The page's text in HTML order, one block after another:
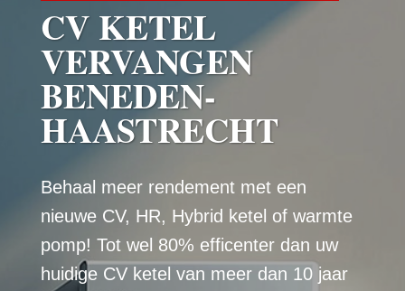
CV KETEL
VERVANGEN
BENEDEN-
HAASTRECHT
Behaal meer rendement met een
nieuwe CV, HR, Hybrid ketel of warmte
pomp! Tot wel 80% efficenter dan uw
huidige CV ketel van meer dan 10 jaar